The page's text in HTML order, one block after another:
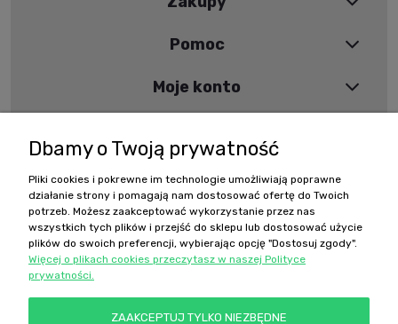
Pomoc
Moje konto
Szybki kontakt
sklep@ombrelki.pl
Nasz adres:
Ombrelki Elżbieta Kozłowska
Dbamy o Twoją prywatność
Pliki cookies i pokrewne im technologie umożliwiają poprawne
działanie strony i pomagają nam dostosować ofertę do Twoich
potrzeb. Możesz zaakceptować wykorzystanie przez nas
wszystkich tych plików i przejść do sklepu lub dostosować użycie
plików do swoich preferencji, wybierając opcję "Dostosuj zgody".
Więcej o plikach cookies przeczytasz w naszej Polityce
prywatności.
ZAAKCEPTUJ TYLKO NIEZBĘDNE